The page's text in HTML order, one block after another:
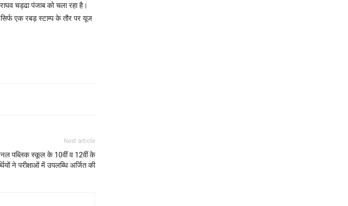
चड्ढा पंजाब को चला रहा है।
एक रबड़ स्टाम्प के तौर पर यूज
Next article
पब्लिक स्कूल के 10वीं व 12वीं के
ने परीक्षाओं में उपलब्धि अर्जित की